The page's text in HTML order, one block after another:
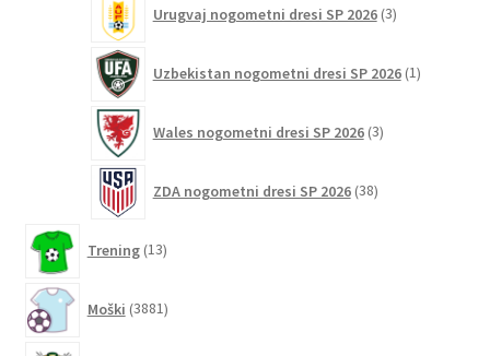
Urugvaj nogometni dresi SP 2026 3izdelki
Uzbekistan nogometni dresi SP 2026 1izdelek
Wales nogometni dresi SP 2026 3izdelki
ZDA nogometni dresi SP 2026 38izdelkov
Trening 13izdelkov
Moški 3881izdelkov